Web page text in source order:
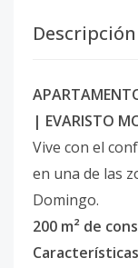
Descripción
| EVARISTO
Vive con el
en una de las
Domingo.
200 m² de